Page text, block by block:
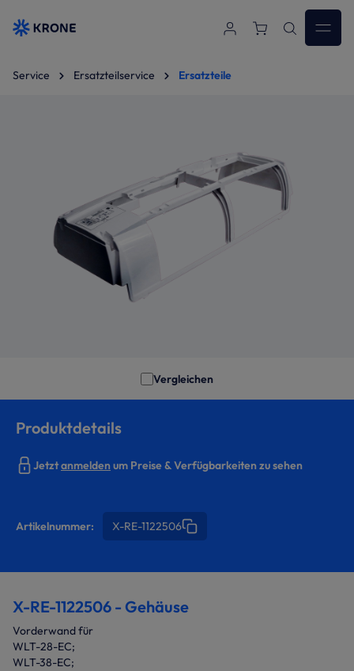
Zum Hauptinhalt springen
Service Ersatzteilservice Ersatzteile
Vergleichen
Produktdetails
Jetztanmeldenum Preise & Verfügbarkeiten zu sehen
Artikelnummer: X-RE-1122506
X-RE-1122506 - Gehäuse
Vorderwand für
WLT-28-EC;
WLT-38-EC;